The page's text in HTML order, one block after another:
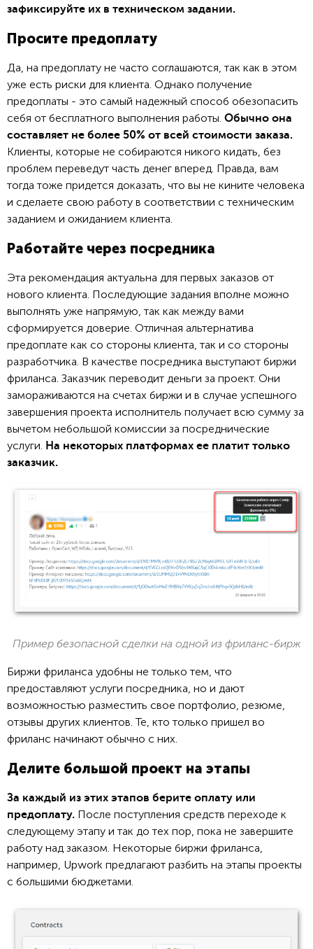
зафиксируйте их в техническом задании.
Просите предоплату
Да, на предоплату не часто соглашаются, так как в этом
уже есть риски для клиента. Однако получение
предоплаты - это самый надежный способ обезопасить
себя от бесплатного выполнения работы. Обычно она
составляет не более 50% от всей стоимости заказа.
Клиенты, которые не собираются никого кидать, без
проблем переведут часть денег вперед. Правда, вам
тогда тоже придется доказать, что вы не кините человека
и сделаете свою работу в соответствии с техническим
заданием и ожиданием клиента.
Работайте через посредника
Эта рекомендация актуальна для первых заказов от
нового клиента. Последующие задания вполне можно
выполнять уже напрямую, так как между вами
сформируется доверие. Отличная альтернатива
предоплате как со стороны клиента, так и со стороны
разработчика. В качестве посредника выступают биржи
фриланса. Заказчик переводит деньги за проект. Они
замораживаются на счетах биржи и в случае успешного
завершения проекта исполнитель получает всю сумму за
вычетом небольшой комиссии за посреднические
услуги.
На некоторых платформах ее платит только
заказчик.
Пример безопасной сделки на одной из фриланс-бирж
Биржи фриланса удобны не только тем, что
предоставляют услуги посредника, но и дают
возможностью разместить свое портфолио, резюме,
отзывы других клиентов. Те, кто только пришел во
фриланс начинают обычно с них.
Делите большой проект на этапы
За каждый из этих этапов берите оплату или
предоплату. После поступления средств переходе к
следующему этапу и так до тех пор, пока не завершите
работу над заказом. Некоторые биржи фриланса,
например, Upwork предлагают разбить на этапы проекты
с большими бюджетами.